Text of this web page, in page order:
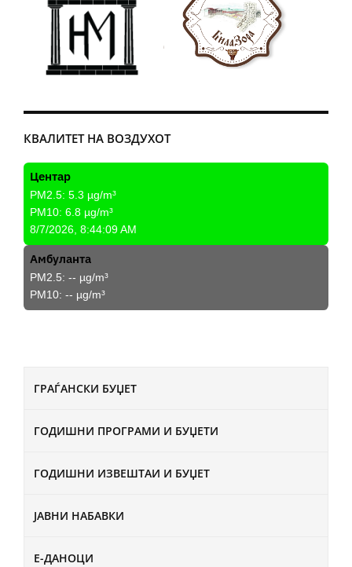
ГРАЃАНСКИ БУЏЕТ
ГОДИШНИ ПРОГРАМИ И БУЏЕТИ
ГОДИШНИ ИЗВЕШТАИ И БУЏЕТ
ЈАВНИ НАБАВКИ
Е-ДАНОЦИ
КВАЛИТЕТ НА ВОЗДУХОТ
Центар
PM2.5: 5.3 µg/m³
PM10: 6.8 µg/m³
8/7/2026, 8:44:09 AM
Амбуланта
PM2.5: -- µg/m³
PM10: -- µg/m³